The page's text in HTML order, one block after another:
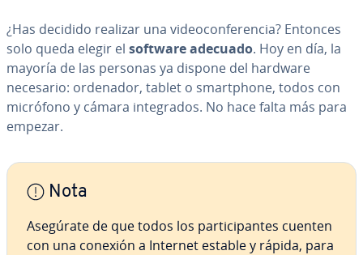
¿Has decidido realizar una vi­deo­co­n­fe­re­n­cia? Entonces
solo queda elegir el software adecuado. Hoy en día, la
mayoría de las personas ya dispone del hardware
necesario: ordenador, tablet o sma­r­t­pho­ne, todos con
micrófono y cámara in­te­gra­dos. No hace falta más para
empezar.
Nota
Asegúrate de que todos los pa­r­ti­ci­pa­n­tes cuenten
con una conexión a Internet estable y rápida, para